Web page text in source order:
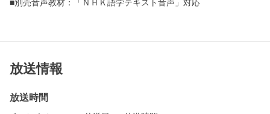
■別売音声教材：「ＮＨＫ語学テキスト音声」対応
放送情報
放送時間